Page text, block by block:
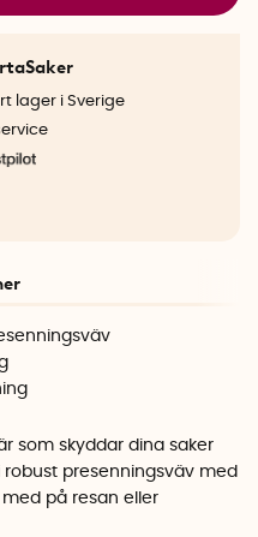
lager i Sverige
som skyddar dina saker
presenningsväv med
på resan eller